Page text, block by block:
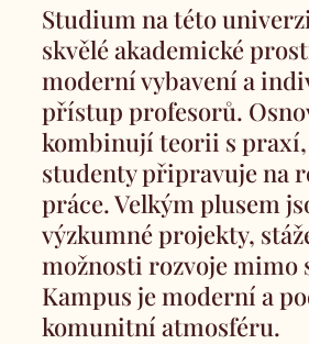
Studium na této
skvělé akademické
moderní vybavení a
přístup profesorů.
kombinují teorii s praxí,
studenty připravuje na
práce. Velkým plusem
výzkumné projekty,
možnosti rozvoje mimo
Kampus je moderní a
komunitní atmosféru.